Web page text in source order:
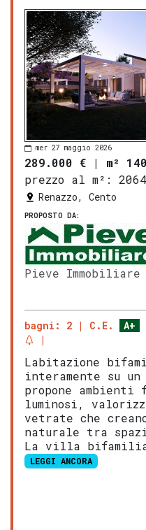
mer 27 maggio 2026
289.000 € | m² 140
prezzo al m²:
Renazzo, Cento
PROPOSTO DA:
Pieve Immobiliare
bagni: 2 C.E. A+
Labitazione
interamente su
propone
luminosi,
vetrate che
naturale tra
La villa
LEGGI ANCORA